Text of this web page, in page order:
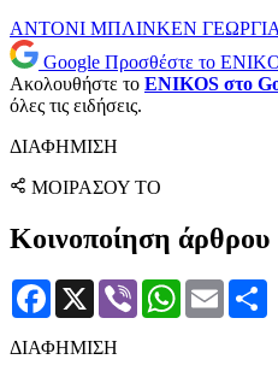
ΑΝΤΟΝΙ ΜΠΛΙΝΚΕΝ ΓΕΩΡΓΙΑ
Google Προσθέστε το
Ακολουθήστε το ENIKOS στο
όλες τις ειδήσεις.
ΔΙΑΦΗΜΙΣΗ
ΜΟΙΡΑΣΟΥ ΤΟ
Κοινοποίηση άρθρου
Facebook
X Viber WhatsApp
Email
ΔΙΑΦΗΜΙΣΗ